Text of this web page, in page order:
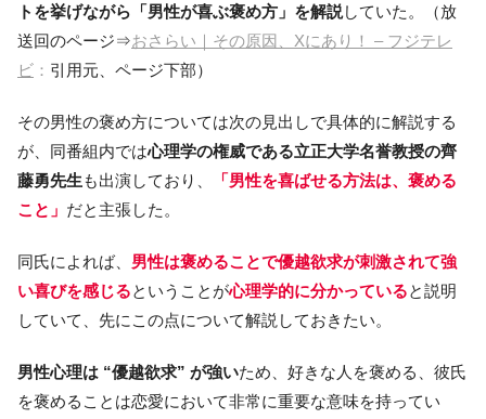
トを挙げながら「男性が喜ぶ褒め方」を解説していた。（放
送回のページ⇒おさらい｜その原因、Xにあり！ – フジテレ
ビ ： 引用元、ページ下部）
その男性の褒め方については次の見出しで具体的に解説する
が、同番組内では心理学の権威である立正大学名誉教授の齊
藤勇先生 も出演しており、
「男性を喜ばせる方法は、褒める
こと」 だと主張した。
同氏によれば、 男性は褒めることで優越欲求が刺激されて強
い喜びを感じるということが心理学的に分かっていると説明
していて、先にこの点について解説しておきたい。
男性心理は “優越欲求” が強いため、好きな人を褒める、彼氏
を褒めることは恋愛において非常に重要な意味を持ってい